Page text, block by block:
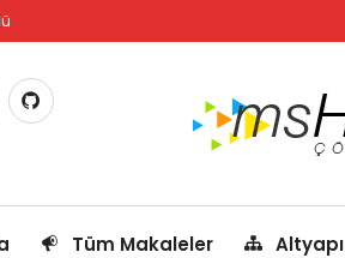
Tüm Makaleler Altyapı